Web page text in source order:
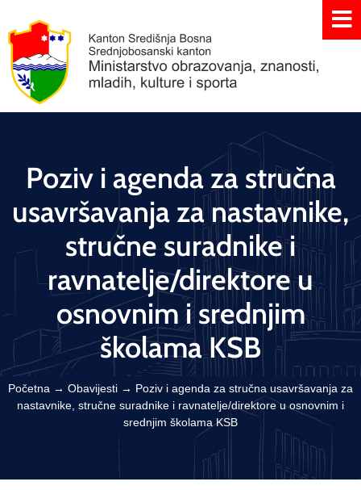
Poziv i agenda za stručna
usavršavanja za nastavnike,
stručne suradnike i
ravnatelje/direktore u
osnovnim i srednjim
školama KSB
Početna → Obavijesti → Poziv i agenda za stručna usavršavanja za
nastavnike, stručne suradnike i ravnatelje/direktore u osnovnim i
srednjim školama KSB